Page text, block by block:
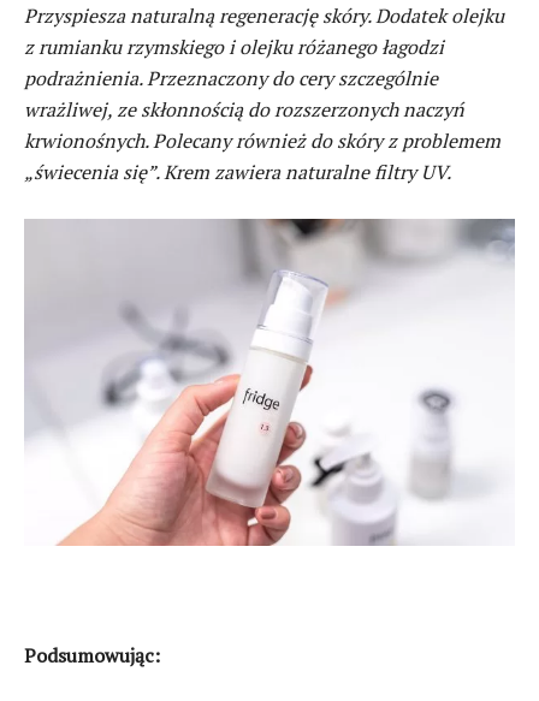
Przyspiesza naturalną regenerację skóry. Dodatek olejku
z rumianku rzymskiego i olejku różanego łagodzi
podrażnienia. Przeznaczony do cery szczególnie
wrażliwej, ze skłonnością do rozszerzonych naczyń
krwionośnych. Polecany również do skóry z problemem
„świecenia się”. Krem zawiera naturalne filtry UV.
Podsumowując: